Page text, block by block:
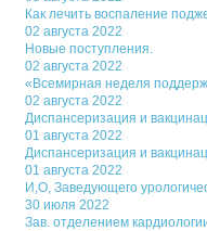
Как лечить воспаление
02 августа 2022
Новые поступления.
02 августа 2022
«Всемирная неделя
02 августа 2022
Диспансеризация и
01 августа 2022
Диспансеризация и
01 августа 2022
И,О, Заведующего
30 июля 2022
Зав. отделением